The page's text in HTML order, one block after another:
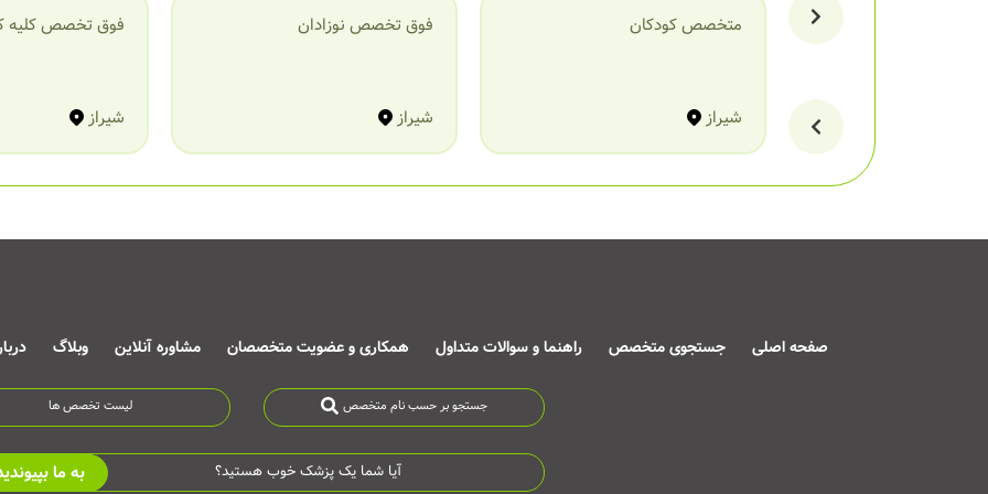
متخصص کودکان
شیراز
فوق تخصص نوزادان
شیراز
فوق تخصص کلیه
شیراز
صفحه اصلی جستجوی متخصص راهنما و سوالات متداول همکاری و عضویت متخصصان مشاوره آنلاین وبلاگ
جستجو بر حسب نام متخصص لیست تخصص ها
آیا شما یک پزشک خوب هستید؟ به ما